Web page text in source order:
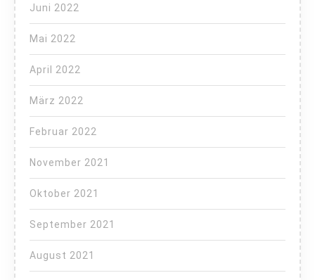
Juni 2022
Mai 2022
April 2022
März 2022
Februar 2022
November 2021
Oktober 2021
September 2021
August 2021